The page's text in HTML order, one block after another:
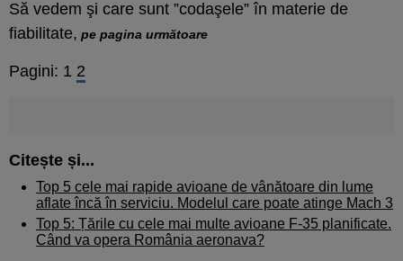
Să vedem şi care sunt ”codaşele” în materie de
fiabilitate, pe pagina următoare
Pagini: 1 2
Citește și...
Top 5 cele mai rapide avioane de vânătoare din lume
aflate încă în serviciu. Modelul care poate atinge Mach 3
Top 5: Țările cu cele mai multe avioane F-35 planificate.
Când va opera România aeronava?